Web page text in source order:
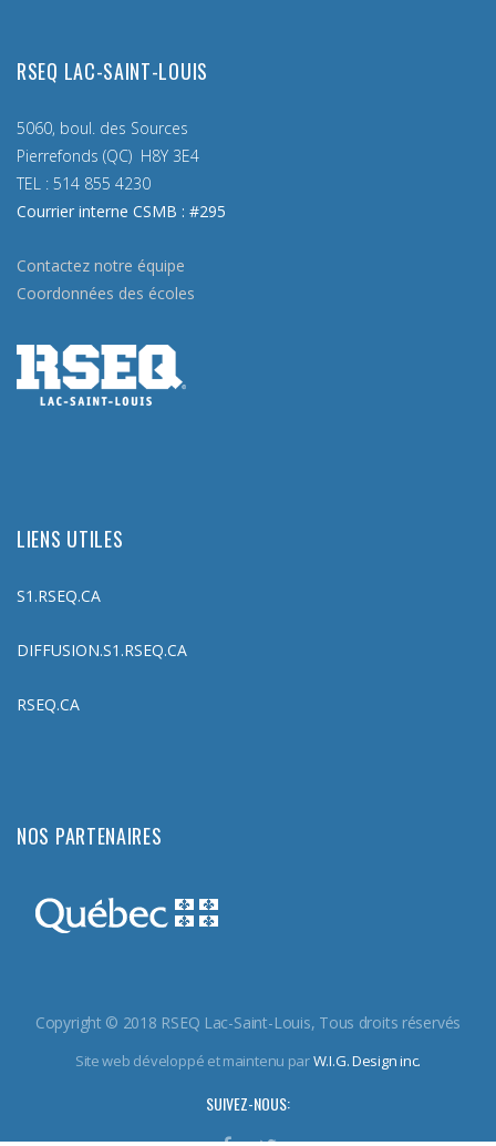
RSEQ LAC-SAINT-LOUIS
5060, boul. des Sources
Pierrefonds (QC) H8Y 3E4
TEL : 514 855 4230
Courrier interne CSMB : #295
Contactez notre équipe
Coordonnées des écoles
LIENS UTILES
S1.RSEQ.CA
DIFFUSION.S1.RSEQ.CA
RSEQ.CA
NOS PARTENAIRES
Copyright © 2018 RSEQ Lac-Saint-Louis, Tous droits réservés
Site web développé et maintenu parW.I.G. Design inc.
SUIVEZ-NOUS: